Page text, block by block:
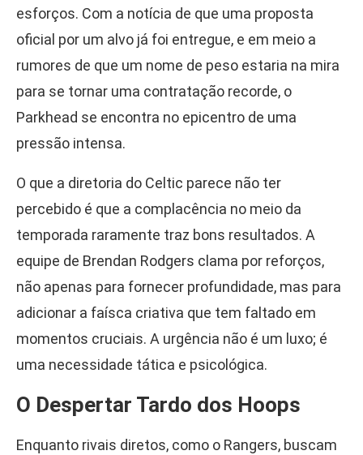
esforços. Com a notícia de que uma proposta
oficial por um alvo já foi entregue, e em meio a
rumores de que um nome de peso estaria na mira
para se tornar uma contratação recorde, o
Parkhead se encontra no epicentro de uma
pressão intensa.
O que a diretoria do Celtic parece não ter
percebido é que a complacência no meio da
temporada raramente traz bons resultados. A
equipe de Brendan Rodgers clama por reforços,
não apenas para fornecer profundidade, mas para
adicionar a faísca criativa que tem faltado em
momentos cruciais. A urgência não é um luxo; é
uma necessidade tática e psicológica.
O Despertar Tardo dos Hoops
Enquanto rivais diretos, como o Rangers, buscam